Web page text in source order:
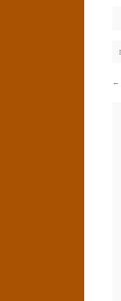
←